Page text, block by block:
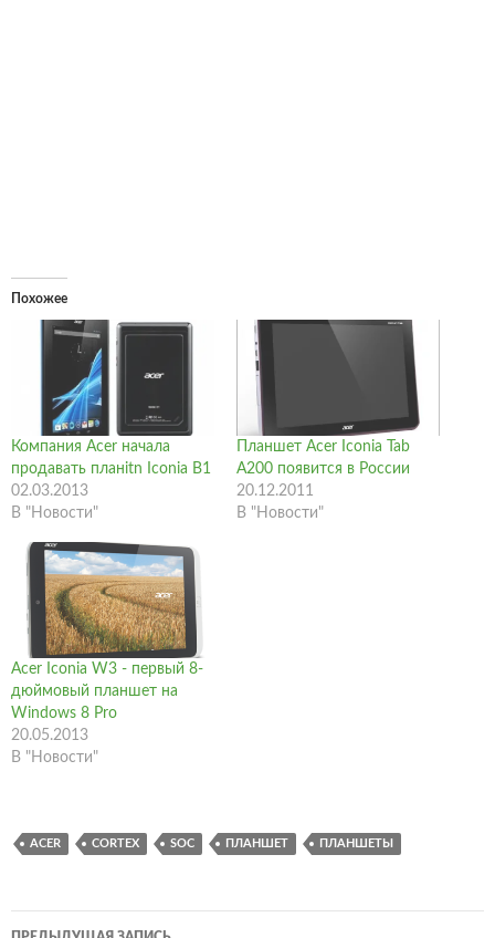
Похожее
Компания Acer начала
продавать планitn Iconia B1
02.03.2013
В "Новости"
Планшет Acer Iconia Tab
A200 появится в России
20.12.2011
В "Новости"
Acer Iconia W3 - первый 8-
дюймовый планшет на
Windows 8 Pro
20.05.2013
В "Новости"
ACER CORTEX SOC ПЛАНШЕТ ПЛАНШЕТЫ
Навигация